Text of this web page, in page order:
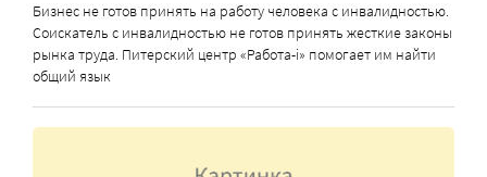
Бизнес не готов принять на работу человека с инвалидностью.
Соискатель с инвалидностью не готов принять жесткие законы
рынка труда. Питерский центр «Работа-i» помогает им найти
общий язык